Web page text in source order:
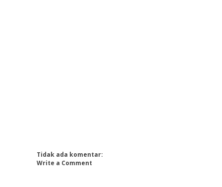
Tidak ada komentar:
Write a Comment